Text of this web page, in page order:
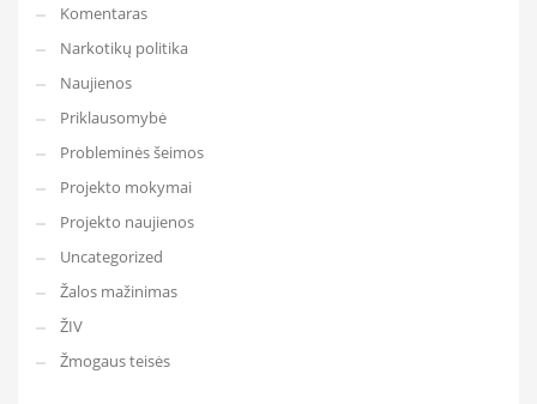
Komentaras
Narkotikų politika
Naujienos
Priklausomybė
Probleminės šeimos
Projekto mokymai
Projekto naujienos
Uncategorized
Žalos mažinimas
ŽIV
Žmogaus teisės